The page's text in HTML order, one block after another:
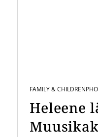
FAMILY & CHILDREN
Heleene